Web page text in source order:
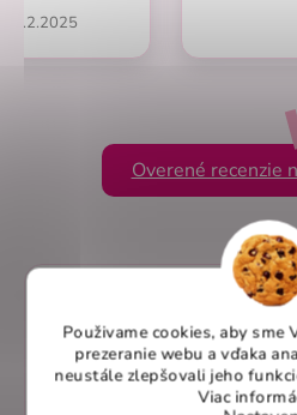
Použivame cookies, aby sme
prezeranie webu a vďaka
neustále zlepšovali jeho
Viac
1.2.2025
Overené recenzie